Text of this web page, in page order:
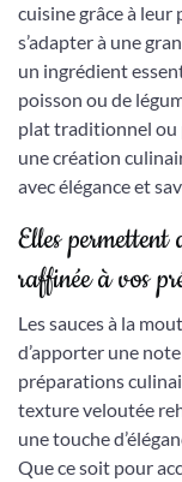
cuisine grâce à leur
s’adapter à une
un ingrédient
poisson ou de
plat traditionnel ou
une création
avec élégance et
Elles permettent
raffinée à vos
Les sauces à la
d’apporter une
préparations
texture veloutée
une touche
Que ce soit pour